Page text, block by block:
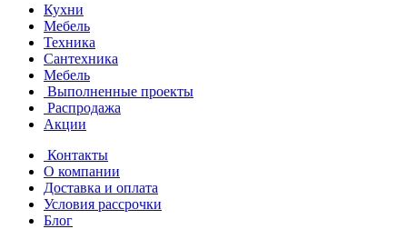
Кухни
Мебель
Техника
Сантехника
Мебель
Выполненные проекты
Распродажа
Акции
Контакты
О компании
Доставка и оплата
Условия рассрочки
Блог